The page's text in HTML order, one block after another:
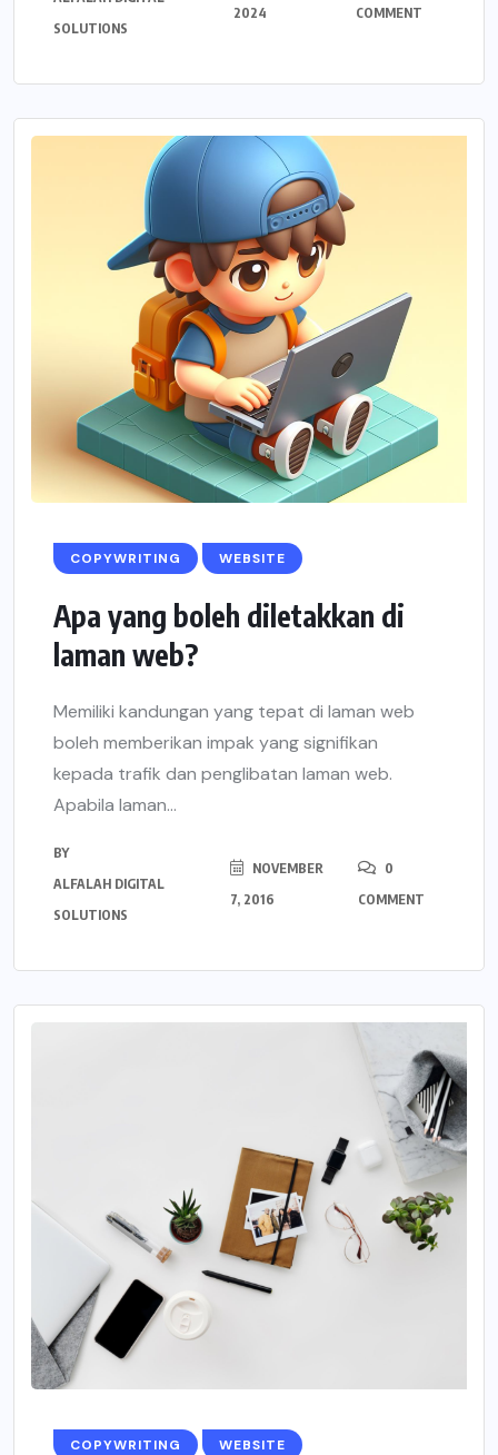
SOLUTIONS
2024 COMMENT
COPYWRITING WEBSITE
Apa yang boleh diletakkan di
laman web?
Memiliki kandungan yang tepat di laman web
boleh memberikan impak yang signifikan
kepada trafik dan penglibatan laman web.
Apabila laman...
BY
ALFALAH DIGITAL
SOLUTIONS
NOVEMBER
7, 2016
0
COMMENT
COPYWRITING WEBSITE